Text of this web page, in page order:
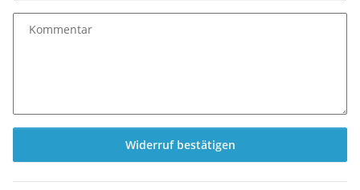
Kommentar
Widerruf bestätigen